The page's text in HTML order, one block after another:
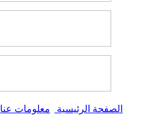
الصفحة الرئيسية معلومات عنا